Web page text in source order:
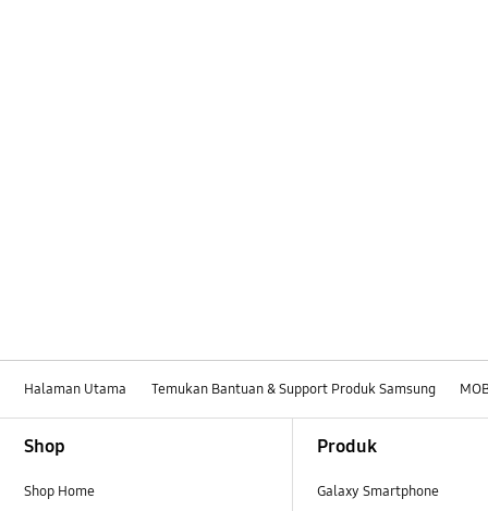
Halaman Utama Temukan Bantuan & Support Produk Samsung
Shop
Shop Home
Produk
Galaxy Smartphone